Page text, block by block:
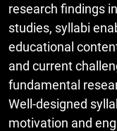
research findings
studies, syllabi
educational
and current
fundamental
Well-designed
motivation and